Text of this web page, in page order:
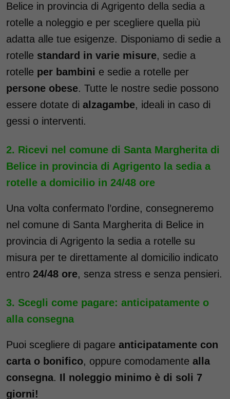
Belice in provincia di Agrigento della sedia a
rotelle a noleggio e per scegliere quella più
adatta alle tue esigenze. Disponiamo di sedie a
rotelle standard in varie misure, sedie a
rotelle per bambini e sedie a rotelle per
persone obese. Tutte le nostre sedie possono
essere dotate di alzagambe, ideali in caso di
gessi o interventi.
Ricevi nel comune di Santa Margherita di
Belice in provincia di Agrigento la sedia a
rotelle a domicilio in 24/48 ore
Una volta confermato l’ordine, consegneremo
nel comune di Santa Margherita di Belice in
provincia di Agrigento la sedia a rotelle su
misura per te direttamente al domicilio indicato
entro 24/48 ore, senza stress e senza pensieri.
Scegli come pagare: anticipatamente o
alla consegna
Puoi scegliere di pagare anticipatamente con
carta o bonifico, oppure comodamente alla
consegna. Il noleggio minimo è di soli 7
giorni!